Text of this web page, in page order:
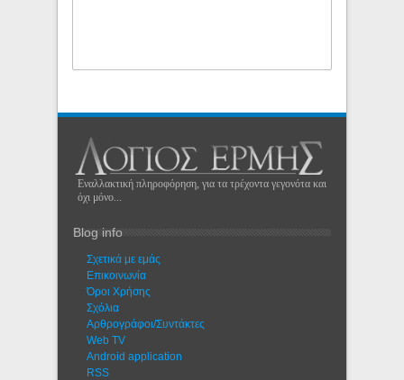
Εναλλακτική πληροφόρηση, για τα τρέχοντα γεγονότα και
όχι μόνο...
Blog info
Σχετικά με εμάς
Eπικοινωνία
Όροι Χρήσης
Σχόλια
Αρθρογράφοι/Συντάκτες
Web TV
Android application
RSS